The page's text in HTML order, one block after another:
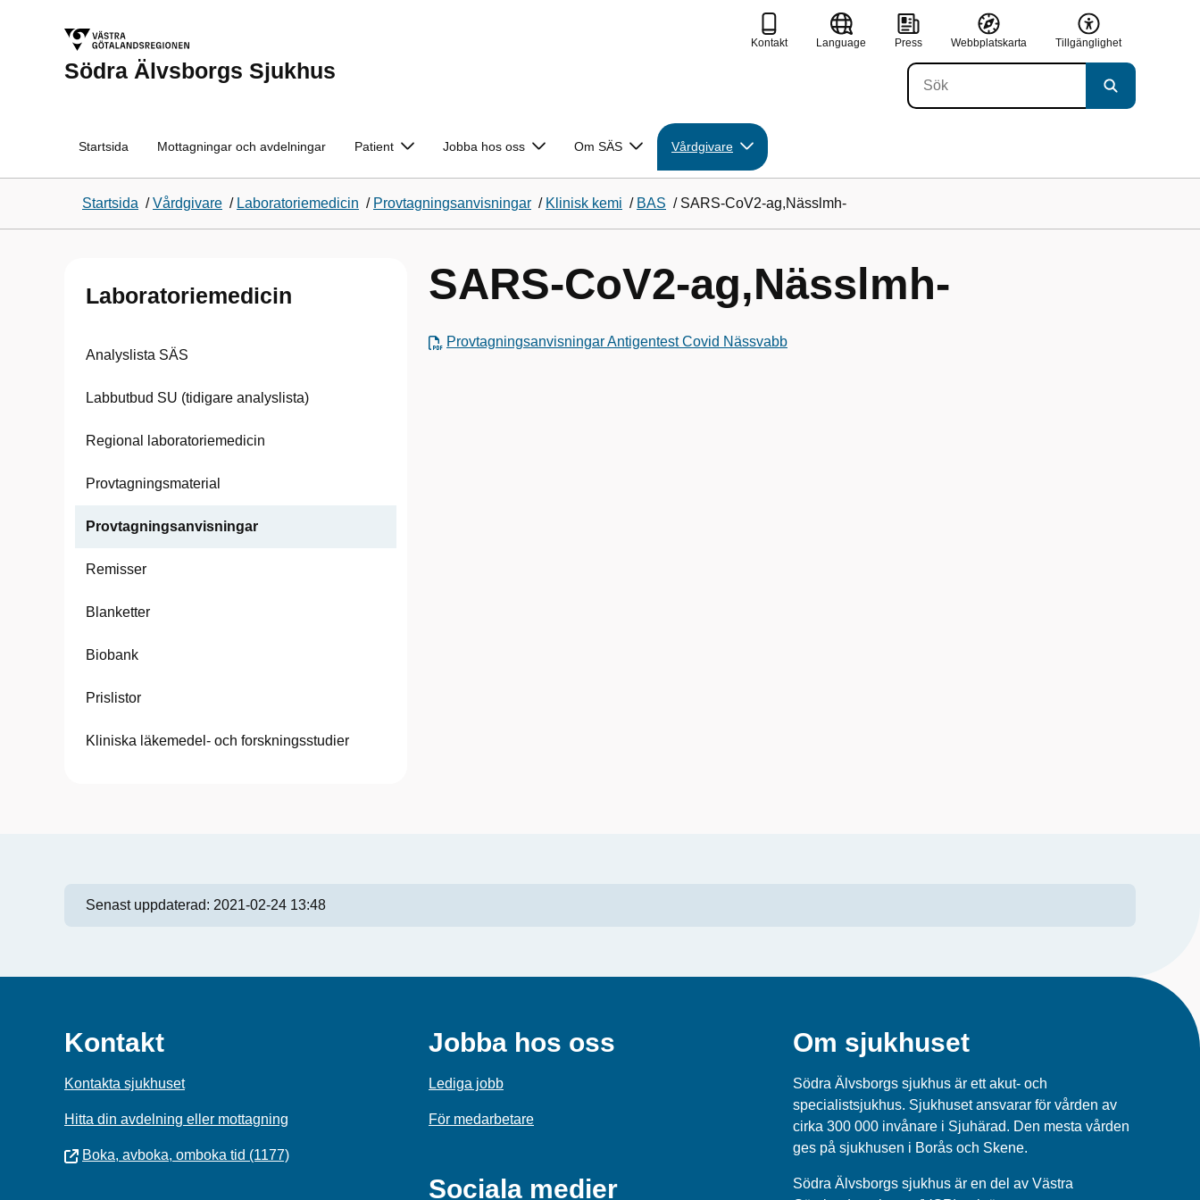
Södra Älvsborgs Sjukhus
Kontakt Language Press Webbplatskarta Tillgänglighet
Startsida Mottagningar och avdelningar Patient Jobba hos oss Om SÄS Vårdgivare
Startsida /Vårdgivare / Laboratoriemedicin / Provtagningsanvisningar / Klinisk kemi / BAS / SARS-CoV2-ag,Nässlmh-
Laboratoriemedicin
Analyslista SÄS
Labbutbud SU (tidigare analyslista)
Regional laboratoriemedicin
Provtagningsmaterial
Provtagningsanvisningar
Remisser
Blanketter
Biobank
Prislistor
Kliniska läkemedel- och forskningsstudier
SARS-CoV2-ag,Nässlmh-
Provtagningsanvisningar Antigentest Covid Nässvabb
Senast uppdaterad: 2021-02-24 13:48
Kontakt
Kontakta sjukhuset
Hitta din avdelning eller mottagning
Boka, avboka, omboka tid (1177)
Jobba hos oss
Lediga jobb
För medarbetare
Sociala medier
Om sjukhuset
Södra Älvsborgs sjukhus är ett akut- och
specialistsjukhus. Sjukhuset ansvarar för vården av
cirka 300 000 invånare i Sjuhärad. Den mesta vården
ges på sjukhusen i Borås och Skene.
Södra Älvsborgs sjukhus är en del av Västra